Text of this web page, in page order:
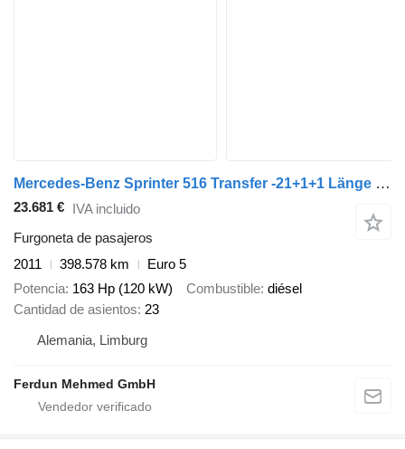
Mercedes-Benz Sprinter 516 Transfer -21+1+1 Länge 7,35 m
23.681 € IVA incluido
Furgoneta de pasajeros
2011
398.578 km
Euro 5
Potencia 163 Hp (120 kW) Combustible diésel
Cantidad de asientos 23
Alemania, Limburg
Ferdun Mehmed GmbH